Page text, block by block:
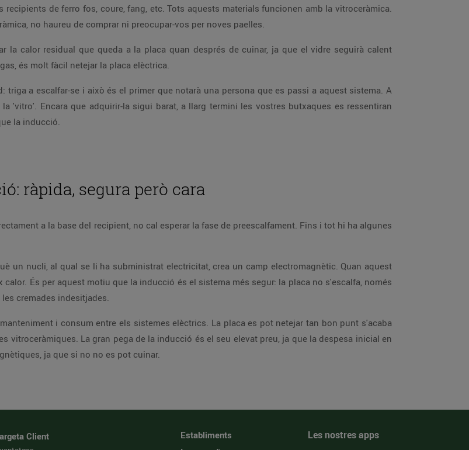
de ferro fos, coure, fang, etc. Tots aquests materials funcionen amb la vitroceràmica.
no haureu de comprar ni preocupar-vos per noves paelles.
la calor residual que queda a la placa quan després de cuinar, ja que el vidre seguirà calent
és molt fàcil netejar la placa elèctrica.
a escalfar-se i això és el primer que notarà una persona que es passi a aquest sistema. A
'vitro'. Encara que adquirir-la sigui barat, a llarg termini les vostres butxaques es ressentiran
la inducció.
ràpida, segura però cara
a la base del recipient, no cal esperar la fase de preescalfament. Fins i tot hi ha algunes
un nucli, al qual se li ha subministrat electricitat, crea un camp electromagnètic. Quan aquest
És per aquest motiu que la inducció és el sistema més segur: la placa no s'escalfa, només
cremades indesitjades.
i consum entre els sistemes elèctrics. La placa es pot netejar tan bon punt s'acaba
vitroceràmiques. La gran pega de la inducció és el seu elevat preu, ja que la despesa inicial en
ja que si no no es pot cuinar.
Client
Establiments
Les nostres apps